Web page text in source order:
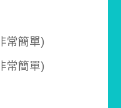
常簡單)
常簡單)